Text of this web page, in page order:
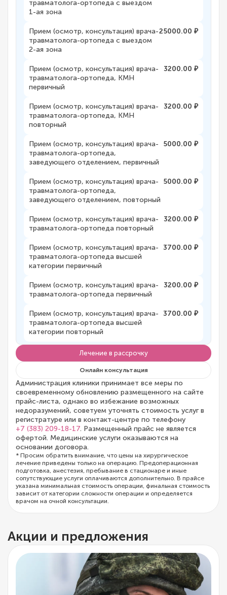
травматолога-ортопеда с выездом
1-ая зона
Прием (осмотр, консультация) врача-
травматолога-ортопеда с выездом
2-ая зона
25000.00 ₽
Прием (осмотр, консультация) врача-
травматолога-ортопеда, КМН
первичный
3200.00 ₽
Прием (осмотр, консультация) врача-
травматолога-ортопеда, КМН
повторный
3200.00 ₽
Прием (осмотр, консультация) врача-
травматолога-ортопеда,
заведующего отделением, первичный
5000.00 ₽
Прием (осмотр, консультация) врача-
травматолога-ортопеда,
заведующего отделением, повторный
5000.00 ₽
Прием (осмотр, консультация) врача-
травматолога-ортопеда повторный
3200.00 ₽
Прием (осмотр, консультация) врача-
травматолога-ортопеда высшей
категории первичный
3700.00 ₽
Прием (осмотр, консультация) врача-
травматолога-ортопеда первичный
3200.00 ₽
Прием (осмотр, консультация) врача-
травматолога-ортопеда высшей
категории повторный
3700.00 ₽
Лечение в рассрочку
Онлайн консультация
Администрация клиники принимает все меры по
своевременному обновлению размещенного на сайте
прайс-листа, однако во избежание возможных
недоразумений, советуем уточнять стоимость услуг в
регистратуре или в контакт-центре по телефону
+7 (383) 209-18-17. Размещенный прайс не является
офертой. Медицинские услуги оказываются на
основании договора.
* Просим обратить внимание, что цены на хирургическое
лечение приведены только на операцию. Предоперационная
подготовка, анестезия, пребывание в стационаре и иные
сопутствующие услуги оплачиваются дополнительно. В прайсе
указана минимальная стоимость операции, финальная стоимость
зависит от категории сложности операции и определяется
врачом на очной консультации.
Акции и предложения